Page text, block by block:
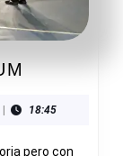
20
18:45
pero con